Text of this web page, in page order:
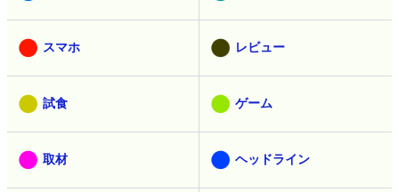
スマホ レビュー
試食 ゲーム
取材 ヘッドライン